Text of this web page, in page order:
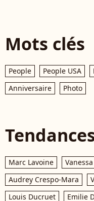
Mots clés
People People USA
Anniversaire
Photo
Marc Lavoine
Audrey Crespo-Mara
Louis Ducruet
Emilie